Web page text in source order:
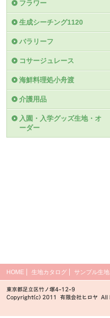
フラワー
生成シーチング1120
バラリーフ
コサージュレース
海鮮料理処小舟渡
介護用品
入園・入学グッズ生地・オ
ーダー
HOME 生地カタログ サンプル生地